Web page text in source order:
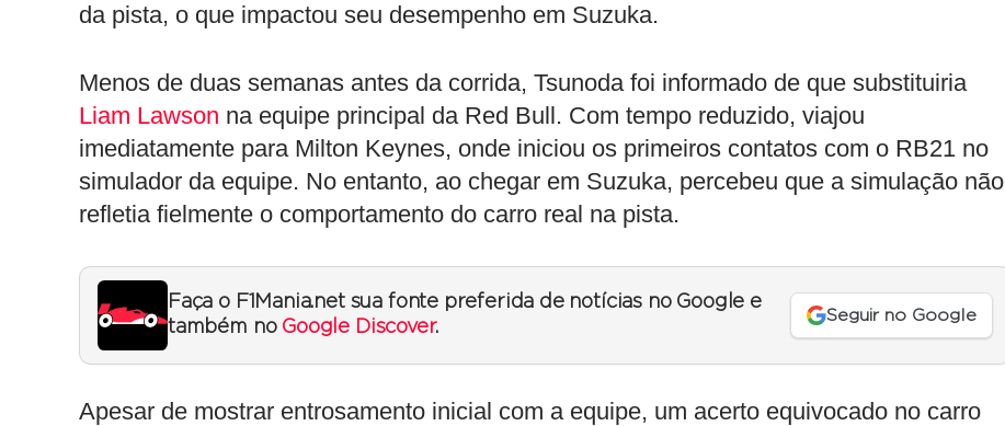
da pista, o que impactou seu desempenho em Suzuka.
Menos de duas semanas antes da corrida, Tsunoda foi informado de que substituiria
Liam Lawson na equipe principal da Red Bull. Com tempo reduzido, viajou
imediatamente para Milton Keynes, onde iniciou os primeiros contatos com o RB21 no
simulador da equipe. No entanto, ao chegar em Suzuka, percebeu que a simulação não
refletia fielmente o comportamento do carro real na pista.
Faça o F1Mania.net sua fonte preferida de notícias no Google e
também no Google Discover.
Seguir no Google
Apesar de mostrar entrosamento inicial com a equipe, um acerto equivocado no carro